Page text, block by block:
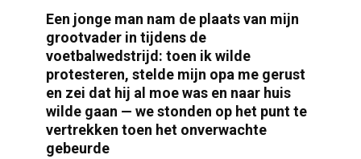
Een jonge man nam de plaats van mijn
grootvader in tijdens de
voetbalwedstrijd: toen ik wilde
protesteren, stelde mijn opa me gerust
en zei dat hij al moe was en naar huis
wilde gaan — we stonden op het punt te
vertrekken toen het onverwachte
gebeurde